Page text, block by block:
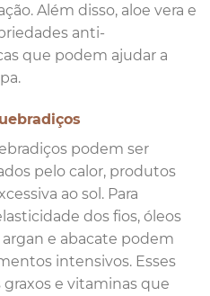
Além disso, aloe vera e
anti-
que podem ajudar a
podem ser
pelo calor, produtos
ao sol. Para
dos fios, óleos
e abacate podem
intensivos. Esses
graxos e vitaminas que